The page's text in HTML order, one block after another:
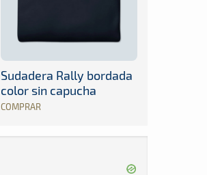
Sudadera Rally bordada
color sin capucha
COMPRAR